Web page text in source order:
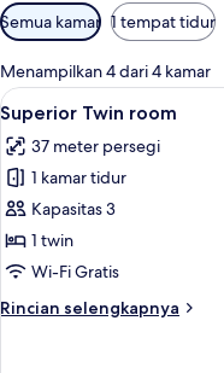
Filter
tersedia
untuk
kamar
Semua kamar 1 tempat tidur
Menampilkan 4 dari 4 kamar
Lihat
semua
foto
untuk
Superior
Twin
room
7
Superior Twin room
37 meter persegi
1 kamar tidur
Kapasitas 3
1 twin
Wi-Fi Gratis
Rincian selengkapnya
Rincian